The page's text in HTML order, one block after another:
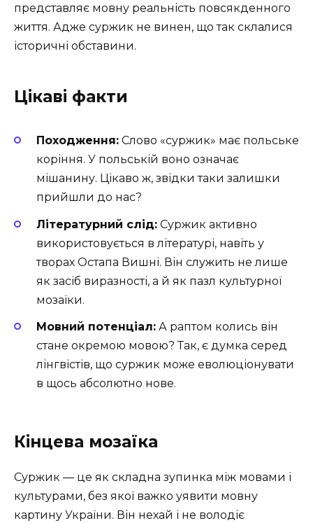
представляє мовну реальність повсякденного
життя. Адже суржик не винен, що так склалися
історичні обставини.
Цікаві факти
Походження: Слово «суржик» має польське
коріння. У польській воно означає
мішанину. Цікаво ж, звідки таки залишки
прийшли до нас?
Літературний слід: Суржик активно
використовується в літературі, навіть у
творах Остапа Вишні. Він служить не лише
як засіб виразності, а й як пазл культурної
мозаїки.
Мовний потенціал: А раптом колись він
стане окремою мовою? Так, є думка серед
лінгвістів, що суржик може еволюціонувати
в щось абсолютно нове.
Кінцева мозаїка
Суржик — це як складна зупинка між мовами і
культурами, без якої важко уявити мовну
картину України. Він нехай і не володіє